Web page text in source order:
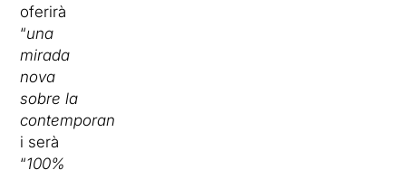
oferirà
“una
mirada
nova
sobre la
contemporaneïtat
i serà
“100%